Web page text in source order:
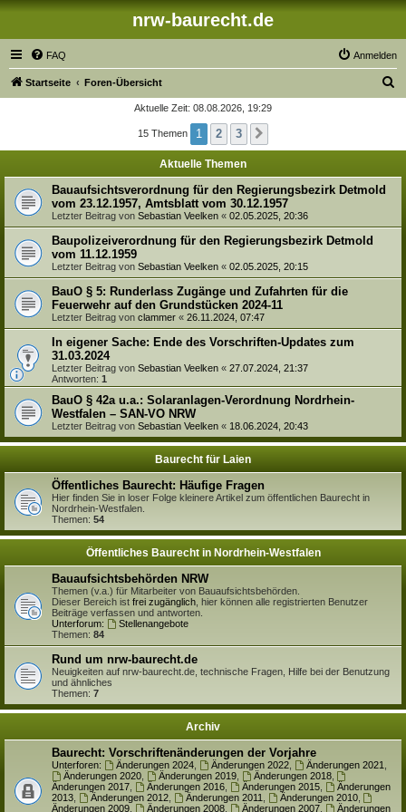
nrw-baurecht.de
FAQ Anmelden
Startseite Foren-Übersicht
Aktuelle Zeit: 08.08.2026, 19:29
15 Themen 1 2 3
Aktuelle Themen
Bauaufsichtsverordnung für den Regierungsbezirk Detmold
vom 23.12.1957, Amtsblatt vom 30.12.1957
Letzter Beitrag von Sebastian Veelken « 02.05.2025, 20:36
Baupolizeiverordnung für den Regierungsbezirk Detmold
vom 11.12.1959
Letzter Beitrag von Sebastian Veelken « 02.05.2025, 20:15
BauO § 5: Runderlass Zugänge und Zufahrten für die
Feuerwehr auf den Grundstücken 2024-11
Letzter Beitrag von clammer « 26.11.2024, 07:47
In eigener Sache: Ende des Vorschriften-Updates zum
31.03.2024
Letzter Beitrag von Sebastian Veelken « 27.07.2024, 21:37
Antworten: 1
BauO § 42a u.a.: Solaranlagen-Verordnung Nordrhein-
Westfalen – SAN-VO NRW
Letzter Beitrag von Sebastian Veelken « 18.06.2024, 20:43
Baurecht für Laien
Öffentliches Baurecht: Häufige Fragen
Hier finden Sie in loser Folge kleinere Artikel zum öffentlichen Baurecht in
Nordrhein-Westfalen.
Themen: 54
Öffentliches Baurecht in Nordrhein-Westfalen
Bauaufsichtsbehörden NRW
Themen (v.a.) für Mitarbeiter von Bauaufsichtsbehörden.
Dieser Bereich ist frei zugänglich , hier können alle registrierten Benutzer
Beiträge verfassen und antworten.
Unterforum:
Stellenangebote
Themen: 84
Rund um nrw-baurecht.de
Neuigkeiten auf nrw-baurecht.de, technische Fragen, Hilfe bei der Benutzung
und ähnliches
Themen: 7
Archiv
Baurecht: Vorschriftenänderungen der Vorjahre
Unterforen: Änderungen 2024, Änderungen 2022, Änderungen 2021
Änderungen 2020, Änderungen 2019, Änderungen 2018,
Änderungen 2017
Änderungen 2016, Änderungen 2015,
Änderungen
2013
Änderungen 2012, Änderungen 2011 Änderungen 2010,
Änderungen 2009
Änderungen 2008, Änderungen 2007, Änderungen